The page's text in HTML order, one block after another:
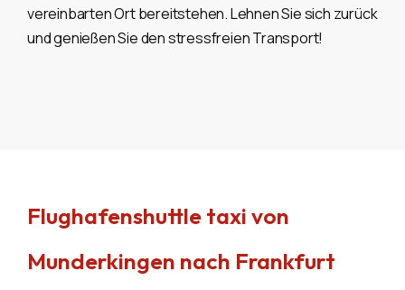
vereinbarten Ort bereitstehen. Lehnen Sie sich zurück
und genießen Sie den stressfreien Transport!
Flughafenshuttle taxi von
Munderkingen nach Frankfurt